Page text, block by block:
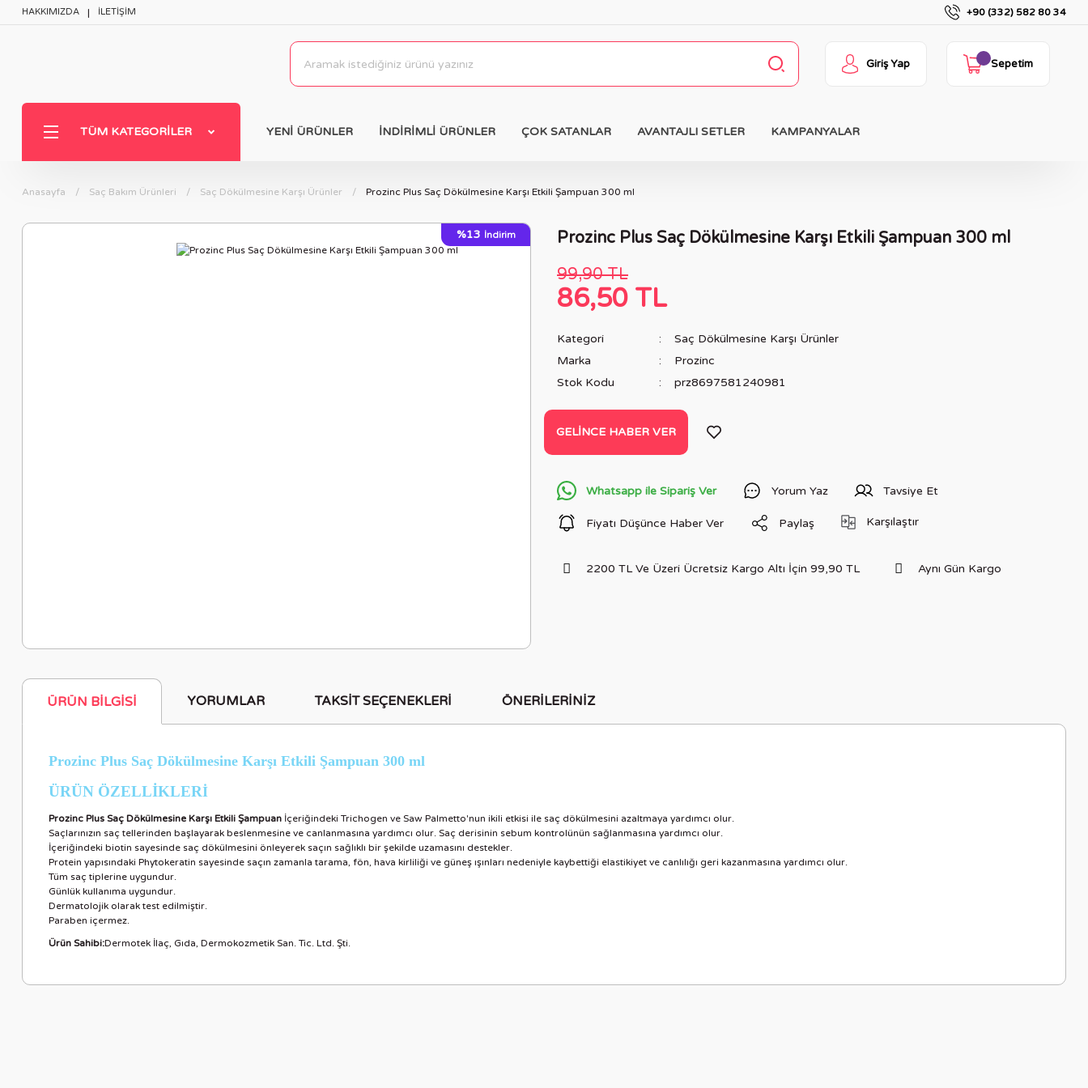
HAKKIMIZDA İLETİŞİM +90 (332) 582 80 34
Giriş Yap Sepetim
TÜM KATEGORILER YENİ ÜRÜNLER İNDİRİMLİ ÜRÜNLER ÇOK SATANLAR AVANTAJLI SETLER KAMPANYALAR
Anasayfa Saç Bakım Ürünleri Saç Dökülmesine Karşı Ürünler Prozinc Plus Saç Dökülmesine Karşı Etkili Şampuan 300 ml
%13 İndirim
Prozinc Plus Saç Dökülmesine Karşı Etkili Şampuan 300 ml
99,90 TL
86,50 TL
Kategori
Saç Dökülmesine Karşı Ürünler
Marka
Prozinc
Stok Kodu
prz8697581240981
GELINCE HABER VER
Whatsapp ile Sipariş Ver Yorum Yaz Tavsiye Et
Fiyatı Düşünce Haber Ver Paylaş Karşılaştır
2200 TL Ve Üzeri Ücretsiz Kargo Altı İçin 99,90 TL Aynı Gün Kargo
ÜRÜN BILGISI YORUMLAR TAKSIT SEÇENEKLERI ÖNERILERINIZ
Prozinc Plus Saç Dökülmesine Karşı Etkili Şampuan 300 ml
ÜRÜN ÖZELLİKLERİ
Prozinc Plus Saç Dökülmesine Karşı Etkili Şampuan İçeriğindeki Trichogen ve Saw Palmetto'nun ikili etkisi ile saç dökülmesini azaltmaya yardımcı olur.
Saçlarınızın saç tellerinden başlayarak beslenmesine ve canlanmasına yardımcı olur. Saç derisinin sebum kontrolünün sağlanmasına yardımcı olur.
İçeriğindeki biotin sayesinde saç dökülmesini önleyerek saçın sağlıklı bir şekilde uzamasını destekler.
Protein yapısındaki Phytokeratin sayesinde saçın zamanla tarama, fön, hava kirliliği ve güneş ışınları nedeniyle kaybettiği elastikiyet ve canlılığı geri kazanmasına yardımcı olur.
Tüm saç tiplerine uygundur.
Günlük kullanıma uygundur.
Dermatolojik olarak test edilmiştir.
Paraben içermez.
Ürün Sahibi:Dermotek İlaç, Gıda, Dermokozmetik San. Tic. Ltd. Şti.